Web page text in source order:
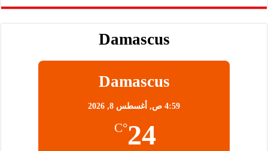
Damascus
Damascus
4:59 ص, أغسطس 8, 2026
24
°C